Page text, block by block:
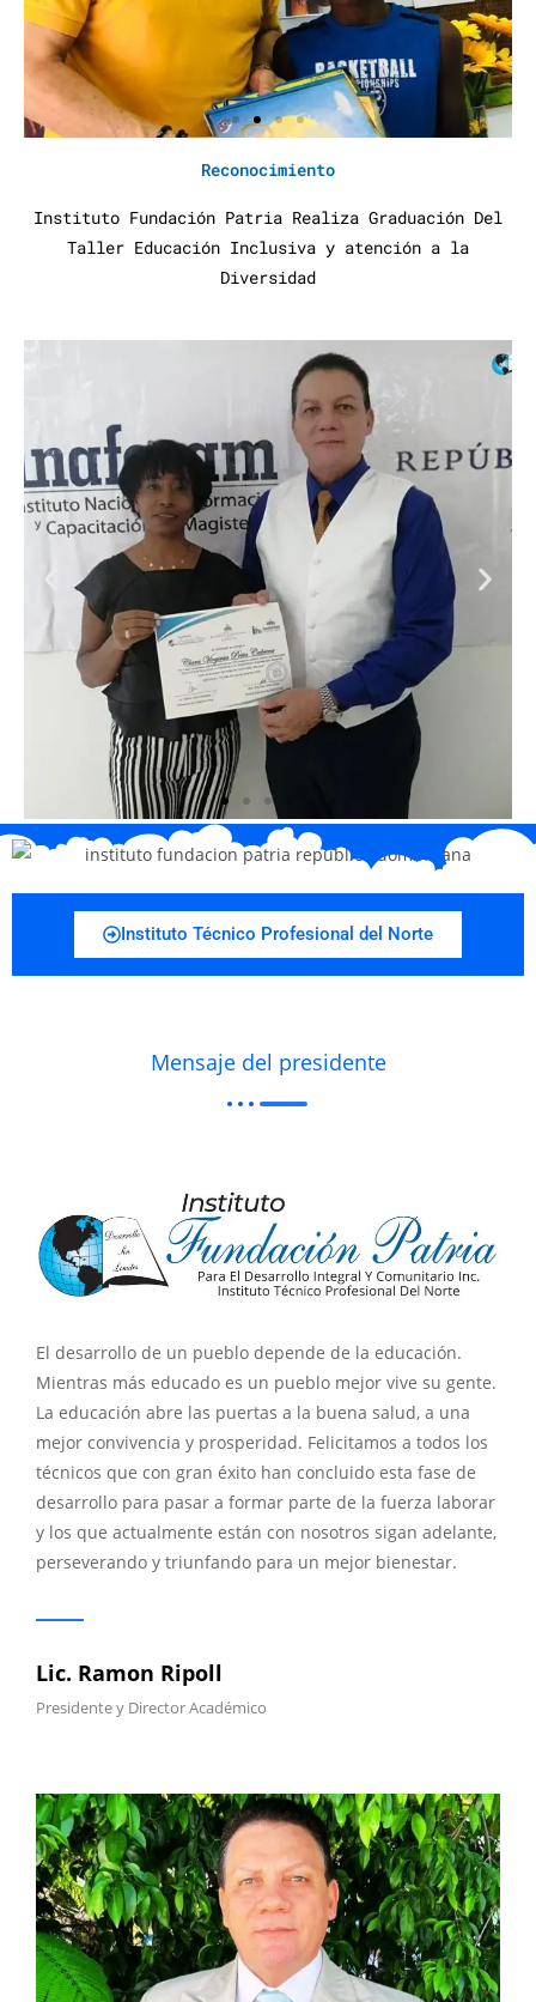
Reconocimiento
Instituto Fundación Patria Realiza Graduación Del
Taller Educación Inclusiva y atención a la
Diversidad
Instituto Técnico Profesional del Norte
Mensaje del presidente
El desarrollo de un pueblo depende de la educación.
Mientras más educado es un pueblo mejor vive su gente.
La educación abre las puertas a la buena salud, a una
mejor convivencia y prosperidad. Felicitamos a todos los
técnicos que con gran éxito han concluido esta fase de
desarrollo para pasar a formar parte de la fuerza laborar
y los que actualmente están con nosotros sigan adelante,
perseverando y triunfando para un mejor bienestar.
Lic. Ramon Ripoll
Presidente y Director Académico